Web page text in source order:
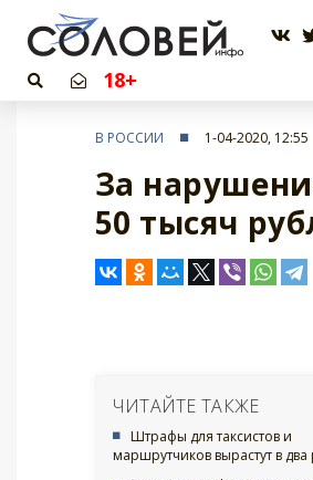
18+
В РОССИИ 1-04-2020, 12:55
За
50 тысяч
ЧИТАЙТЕ ТАКЖЕ
Штрафы для таксистов и
маршрутчиков вырастут в два